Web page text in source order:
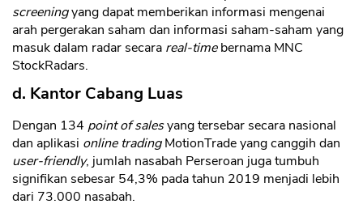
screeningyang dapat memberikan informasi mengenai
arah pergerakan saham dan informasi saham-saham yang
masuk dalam radar secara real-timebernama MNC
StockRadars.
d. Kantor Cabang Luas
Dengan 134 point of salesyang tersebar secara nasional
dan aplikasi online tradingMotionTrade yang canggih dan
user-friendly, jumlah nasabah Perseroan juga tumbuh
signifikan sebesar 54,3% pada tahun 2019 menjadi lebih
dari 73.000 nasabah.